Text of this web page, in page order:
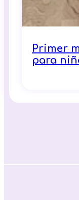
Primer
para